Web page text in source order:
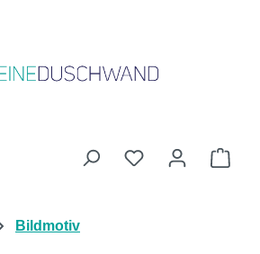
Du hast 0
Bildmotiv